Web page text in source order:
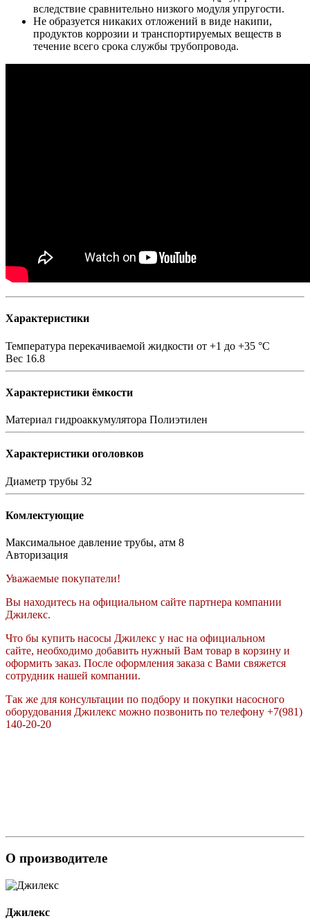
вследствие сравнительно низкого модуля упругости.
Не образуется никаких отложений в виде накипи,
продуктов коррозии и транспортируемых веществ в
течение всего срока службы трубопровода.
Характеристики
Температура перекачиваемой жидкости от +1 до +35 °C
Вес 16.8
Характеристики ёмкости
Материал гидроаккумулятора Полиэтилен
Характеристики оголовков
Диаметр трубы 32
Комлектующие
Максимальное давление трубы, атм 8
Авторизация
Уважаемые покупатели!
Вы находитесь на официальном сайте партнера компании
Джилекс.
Что бы купить насосы Джилекс у нас на официальном
сайте, необходимо добавить нужный Вам товар в корзину и
оформить заказ. После оформления заказа с Вами свяжется
сотрудник нашей компании.
Так же для консультации по подбору и покупки насосного
оборудования Джилекс можно позвонить по телефону +7(981)
140-20-20
О производителе
Джилекс